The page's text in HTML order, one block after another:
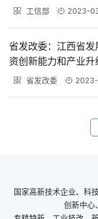
工信部 2023-
省发改委：江西省
资创新能力和产业
方向）拟安排项目
省发改委
国家高新技术企业、科
创新中心